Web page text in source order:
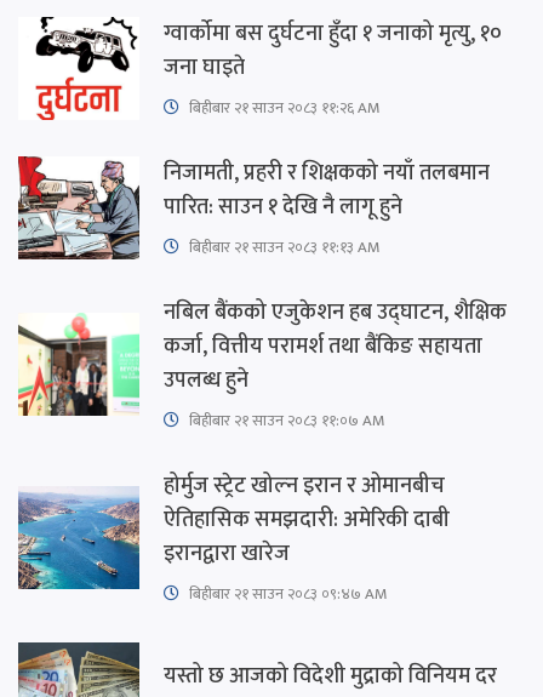
ग्वार्कोमा बस दुर्घटना हुँदा १ जनाको मृत्यु, १०
जना घाइते
बिहीबार २१ साउन २०८३ ११:२६ AM
निजामती, प्रहरी र शिक्षकको नयाँ तलबमान
पारित: साउन १ देखि नै लागू हुने
बिहीबार २१ साउन २०८३ ११:१३ AM
नबिल बैंकको एजुकेशन हब उद्घाटन, शैक्षिक
कर्जा, वित्तीय परामर्श तथा बैंकिङ सहायता
उपलब्ध हुने
बिहीबार २१ साउन २०८३ ११:०७ AM
होर्मुज स्ट्रेट खोल्न इरान र ओमानबीच
ऐतिहासिक समझदारी: अमेरिकी दाबी
इरानद्वारा खारेज
बिहीबार २१ साउन २०८३ ०९:४७ AM
यस्तो छ आजको विदेशी मुद्राको विनियम दर